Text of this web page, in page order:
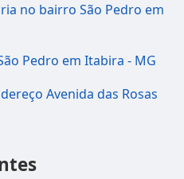
no bairro São Pedro em
Pedro em Itabira - MG
Avenida das Rosas